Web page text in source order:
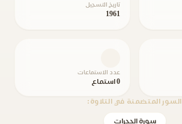
تاريخ التسجيل
1961
عدد الاستماعات
0 استماع
السور المتضمنة في التلاوة:
سورة الحجرات